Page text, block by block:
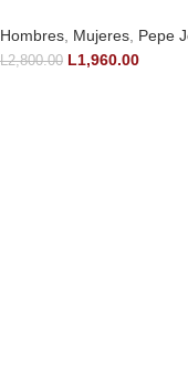
Hombres, Mujeres, Pepe
L2,800.00 L1,960.00